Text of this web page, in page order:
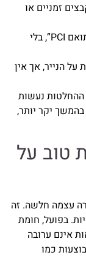
זמניים או
מניחים שהספק “תואם PCI”, בלי
הנייר, אך אין
נעשות
יקר יותר,
טוב על
עצמה חלשה. זה
בפועל, חומת
אינם ערובה
כמו